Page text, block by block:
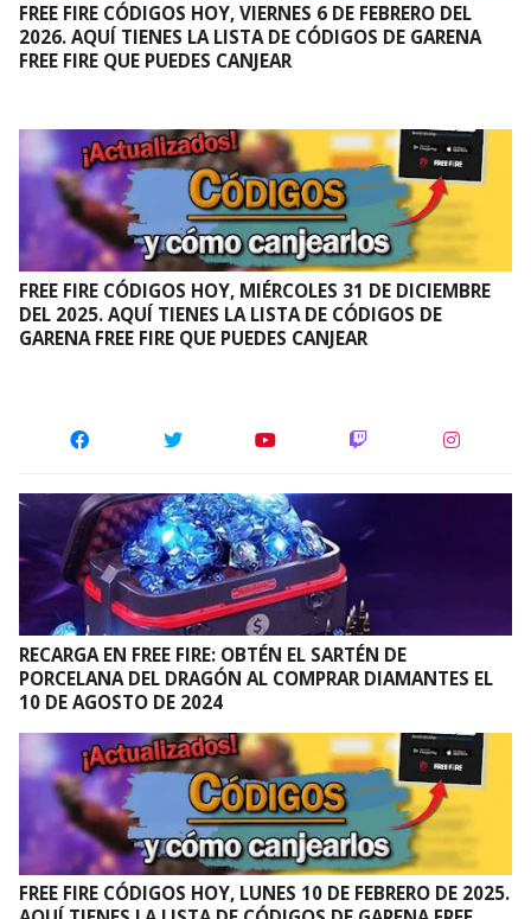
FREE FIRE CÓDIGOS HOY, VIERNES 6 DE FEBRERO DEL
2026. AQUÍ TIENES LA LISTA DE CÓDIGOS DE GARENA
FREE FIRE QUE PUEDES CANJEAR
FREE FIRE CÓDIGOS HOY, MIÉRCOLES 31 DE DICIEMBRE
DEL 2025. AQUÍ TIENES LA LISTA DE CÓDIGOS DE
GARENA FREE FIRE QUE PUEDES CANJEAR
RECARGA EN FREE FIRE: OBTÉN EL SARTÉN DE
PORCELANA DEL DRAGÓN AL COMPRAR DIAMANTES EL
10 DE AGOSTO DE 2024
FREE FIRE CÓDIGOS HOY, LUNES 10 DE FEBRERO DE 2025.